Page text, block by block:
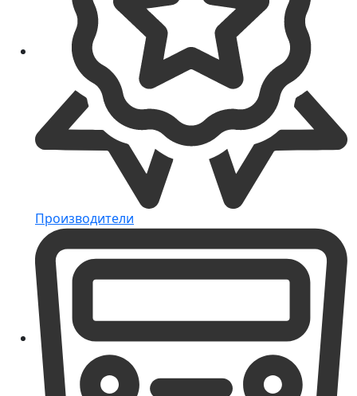
Производители